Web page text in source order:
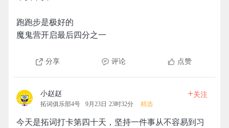
跑跑步是极好的
魔鬼营开启最后四分之一
分享 评论 点赞
小赵赵
拓词俱乐部4号 9月23日 23时32分 精选
+关注
今天是拓词打卡第四十天，坚持一件事从不容易到习